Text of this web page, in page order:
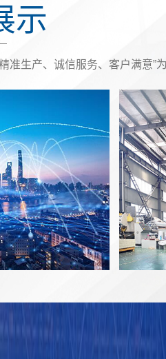
示
准生产、诚信服务、客户满意”